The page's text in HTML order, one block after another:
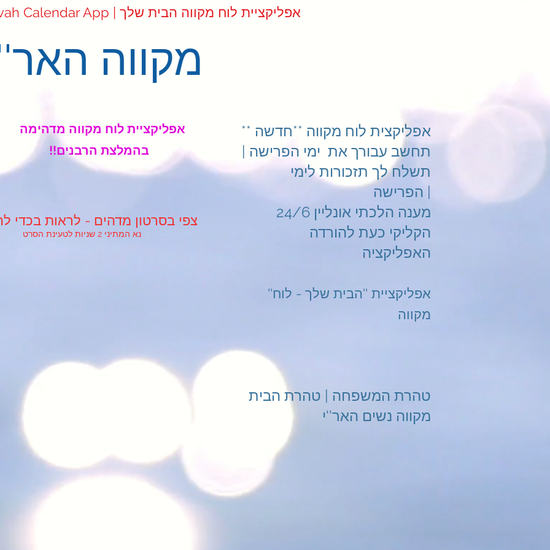
Mikvah Calendar App | אפליקציית לוח מקווה הבית שלך
מקווה
אפליקציית לוח מקווה מדהימה
!!בהמלצת הרבנים
!צפי בסרטון מדהים - לראות בכדי
נא המתיני 2 שניות לטעינת הסרט
אפליקצית לוח מקווה **חדשה **
תחשב עבורך את ימי הפרישה |
תשלח לך תזכורות לימי
הפרישה |
מענה הלכתי אונליין 24/6
הקליקי כעת להורדה
האפליקציה
''אפליקציית ''הבית שלך - לוח
מקווה
טהרת המשפחה | טהרת הבית
מקווה נשים האר''י